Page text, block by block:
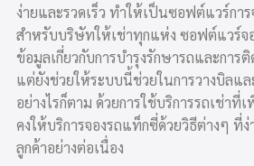
ง่ายและรวดเร็ว ทำให้เป็นซอฟต์แวร์ก
สำหรับบริษัทให้เช่าทุกแห่ง ซอฟต์แวร์จ
ข้อมูลเกี่ยวกับการบำรุงรักษารถและการ
แต่ยังช่วยให้ระบบนี้ช่วยในการวางบิลแ
อย่างไรก็ตาม ด้วยการใช้บริการรถเช่าที่
คงให้บริการจองรถแท็กซี่ด้วยวิธีต่างๆ ที่
ลูกค้าอย่างต่อเนื่อง